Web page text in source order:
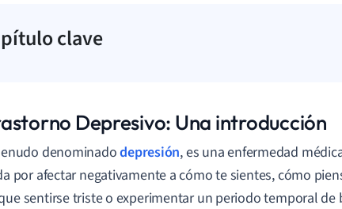
clave
Depresivo: Una introducción
denominadodepresión, es una enfermedad
por afectar negativamente a cómo te sientes, cómo
sentirse triste o experimentar un periodo temporal de